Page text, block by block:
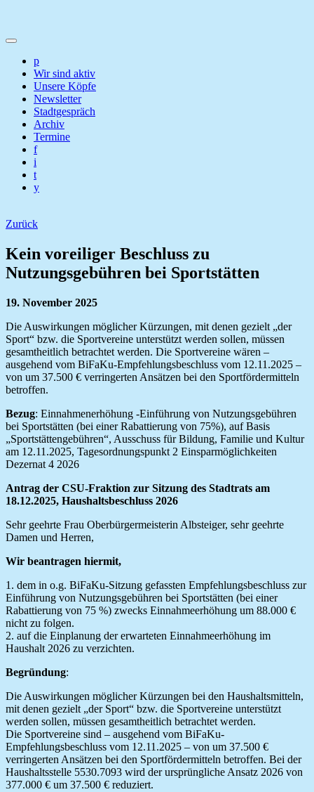
p
Wir sind aktiv
Unsere Köpfe
Newsletter
Stadtgespräch
Archiv
Termine
f
i
t
y
Zurück
Kein voreiliger Beschluss zu
Nutzungsgebühren bei Sportstätten
19. November 2025
Die Auswirkungen möglicher Kürzungen, mit denen gezielt „der
Sport“ bzw. die Sportvereine unterstützt werden sollen, müssen
gesamtheitlich betrachtet werden. Die Sportvereine wären –
ausgehend vom BiFaKu-Empfehlungsbeschluss vom 12.11.2025 –
von um 37.500 € verringerten Ansätzen bei den Sportfördermitteln
betroffen.
Bezug: Einnahmenerhöhung -Einführung von Nutzungsgebühren
bei Sportstätten (bei einer Rabattierung von 75%), auf Basis
„Sportstättengebühren“, Ausschuss für Bildung, Familie und Kultur
am 12.11.2025, Tagesordnungspunkt 2 Einsparmöglichkeiten
Dezernat 4 2026
Antrag der CSU-Fraktion zur Sitzung des Stadtrats am
18.12.2025, Haushaltsbeschluss 2026
Sehr geehrte Frau Oberbürgermeisterin Albsteiger, sehr geehrte
Damen und Herren,
Wir beantragen hiermit,
1. dem in o.g. BiFaKu-Sitzung gefassten Empfehlungsbeschluss zur
Einführung von Nutzungsgebühren bei Sportstätten (bei einer
Rabattierung von 75 %) zwecks Einnahmeerhöhung um 88.000 €
nicht zu folgen.
2. auf die Einplanung der erwarteten Einnahmeerhöhung im
Haushalt 2026 zu verzichten.
Begründung:
Die Auswirkungen möglicher Kürzungen bei den Haushaltsmitteln,
mit denen gezielt „der Sport“ bzw. die Sportvereine unterstützt
werden sollen, müssen gesamtheitlich betrachtet werden.
Die Sportvereine sind – ausgehend vom BiFaKu-
Empfehlungsbeschluss vom 12.11.2025 – von um 37.500 €
verringerten Ansätzen bei den Sportfördermitteln betroffen. Bei der
Haushaltsstelle 5530.7093 wird der ursprüngliche Ansatz 2026 von
377.000 € um 37.500 € reduziert.